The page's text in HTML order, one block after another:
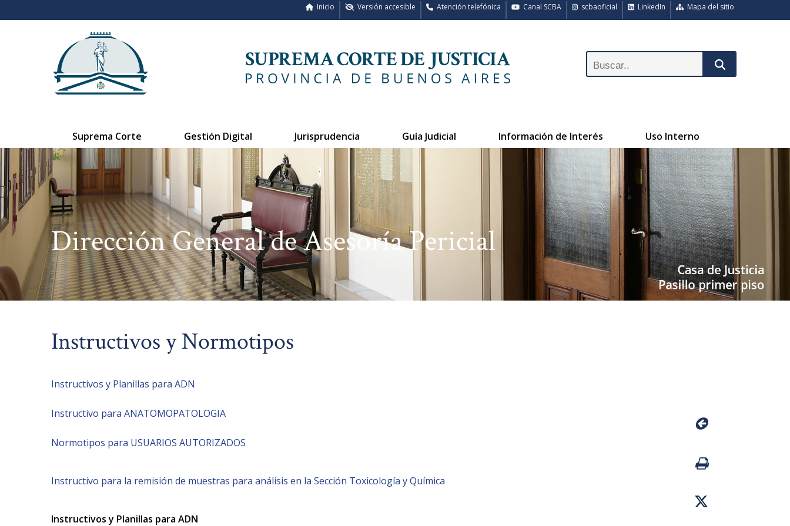
Mapa del sitio
LinkedIn
scbaoficial
Canal SCBA
Atención telefónica
Versión accesible
Inicio
Suprema Corte Gestión Digital Jurisprudencia Guía Judicial Información de Interés Uso Interno
Dirección General de Asesoría Pericial
Instructivos y Normotipos
Instructivos y Planillas para ADN
Instructivo para ANATOMOPATOLOGIA
Normotipos para USUARIOS AUTORIZADOS
Instructivo para la remisión de muestras para análisis en la Sección Toxicología y Química
Instructivos y Planillas para ADN